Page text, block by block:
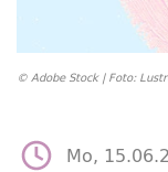
© Adobe Stock | Foto:
Mo,